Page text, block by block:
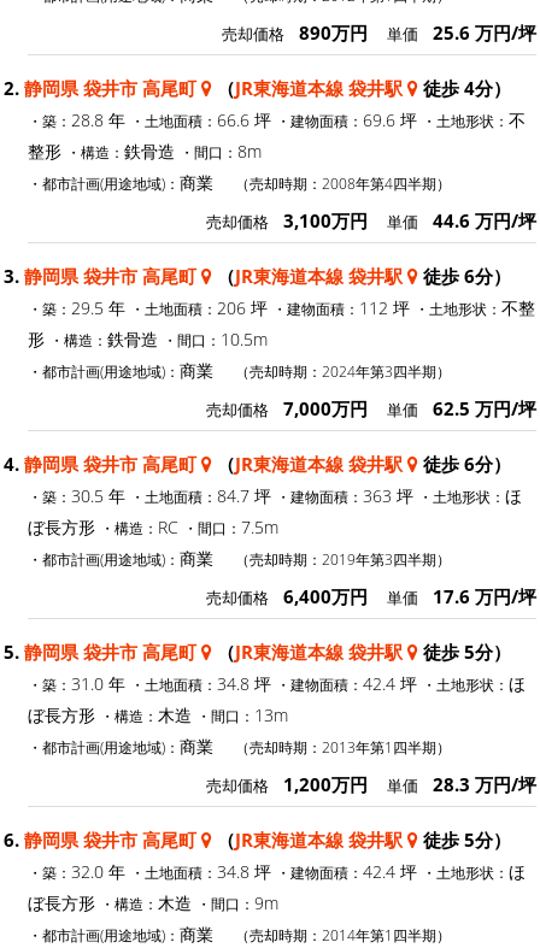
売却価格 890万円 単価 25.6 万円/坪
2. 静岡県 袋井市 高尾町 （JR東海道本線 袋井駅 徒歩 4分）
・築： 28.8 年 ・土地面積： 66.6 坪 ・建物面積： 69.6 坪 ・土地形状： 不
整形 ・構造： 鉄骨造 ・間口： 8m
・都市計画(用途地域)： 商業 （売却時期：2008年第4四半期）
売却価格 3,100万円 単価 44.6 万円/坪
3. 静岡県 袋井市 高尾町 （JR東海道本線 袋井駅 徒歩 6分）
・築： 29.5 年 ・土地面積： 206 坪 ・建物面積： 112 坪 ・土地形状： 不整
形 ・構造： 鉄骨造 ・間口： 10.5m
・都市計画(用途地域)： 商業 （売却時期：2024年第3四半期）
売却価格 7,000万円 単価 62.5 万円/坪
4. 静岡県 袋井市 高尾町 （JR東海道本線 袋井駅 徒歩 6分）
・築： 30.5 年 ・土地面積： 84.7 坪 ・建物面積： 363 坪 ・土地形状： ほ
ぼ長方形 ・構造： RC ・間口： 7.5m
・都市計画(用途地域)： 商業 （売却時期：2019年第3四半期）
売却価格 6,400万円 単価 17.6 万円/坪
5. 静岡県 袋井市 高尾町 （JR東海道本線 袋井駅 徒歩 5分）
・築： 31.0 年 ・土地面積： 34.8 坪 ・建物面積： 42.4 坪 ・土地形状： ほ
ぼ長方形 ・構造： 木造 ・間口： 13m
・都市計画(用途地域)： 商業 （売却時期：2013年第1四半期）
売却価格 1,200万円 単価 28.3 万円/坪
6. 静岡県 袋井市 高尾町 （JR東海道本線 袋井駅 徒歩 5分）
・築： 32.0 年 ・土地面積： 34.8 坪 ・建物面積： 42.4 坪 ・土地形状： ほ
ぼ長方形 ・構造： 木造 ・間口： 9m
・都市計画(用途地域)： 商業 （売却時期：2014年第1四半期）